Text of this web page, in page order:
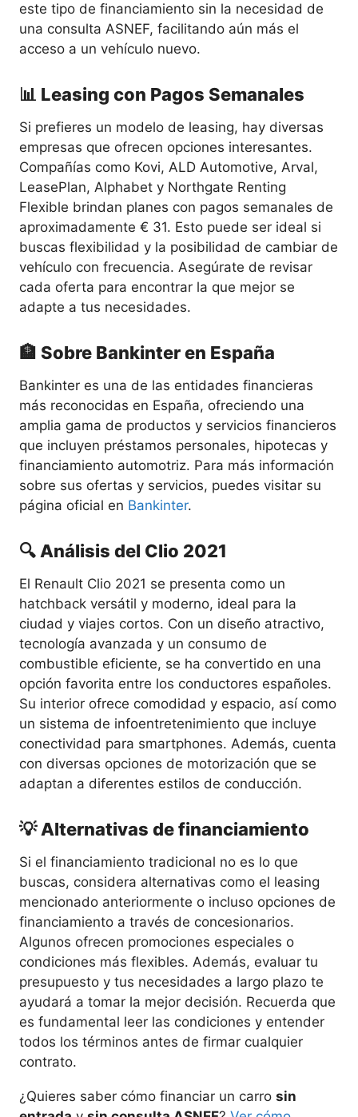
este tipo de financiamiento sin la necesidad de
una consulta ASNEF, facilitando aún más el
acceso a un vehículo nuevo.
📊 Leasing con Pagos Semanales
Si prefieres un modelo de leasing, hay diversas
empresas que ofrecen opciones interesantes.
Compañías como Kovi, ALD Automotive, Arval,
LeasePlan, Alphabet y Northgate Renting
Flexible brindan planes con pagos semanales de
aproximadamente € 31. Esto puede ser ideal si
buscas flexibilidad y la posibilidad de cambiar de
vehículo con frecuencia. Asegúrate de revisar
cada oferta para encontrar la que mejor se
adapte a tus necesidades.
🏦 Sobre Bankinter en España
Bankinter es una de las entidades financieras
más reconocidas en España, ofreciendo una
amplia gama de productos y servicios financieros
que incluyen préstamos personales, hipotecas y
financiamiento automotriz. Para más información
sobre sus ofertas y servicios, puedes visitar su
página oficial en Bankinter.
🔍 Análisis del Clio 2021
El Renault Clio 2021 se presenta como un
hatchback versátil y moderno, ideal para la
ciudad y viajes cortos. Con un diseño atractivo,
tecnología avanzada y un consumo de
combustible eficiente, se ha convertido en una
opción favorita entre los conductores españoles.
Su interior ofrece comodidad y espacio, así como
un sistema de infoentretenimiento que incluye
conectividad para smartphones. Además, cuenta
con diversas opciones de motorización que se
adaptan a diferentes estilos de conducción.
💡 Alternativas de financiamiento
Si el financiamiento tradicional no es lo que
buscas, considera alternativas como el leasing
mencionado anteriormente o incluso opciones de
financiamiento a través de concesionarios.
Algunos ofrecen promociones especiales o
condiciones más flexibles. Además, evaluar tu
presupuesto y tus necesidades a largo plazo te
ayudará a tomar la mejor decisión. Recuerda que
es fundamental leer las condiciones y entender
todos los términos antes de firmar cualquier
contrato.
¿Quieres saber cómo financiar un carro sin